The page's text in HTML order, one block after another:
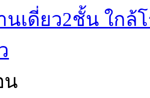
นเดี่ยว2ชั้น ใกล้
น